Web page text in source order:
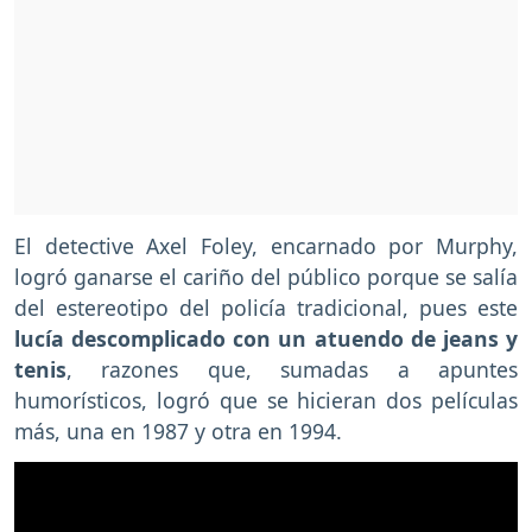
El detective Axel Foley, encarnado por Murphy,
logró ganarse el cariño del público porque se salía
del estereotipo del policía tradicional, pues este
lucía descomplicado con un atuendo de jeans y
tenis, razones que, sumadas a apuntes
humorísticos, logró que se hicieran dos películas
más, una en 1987 y otra en 1994.